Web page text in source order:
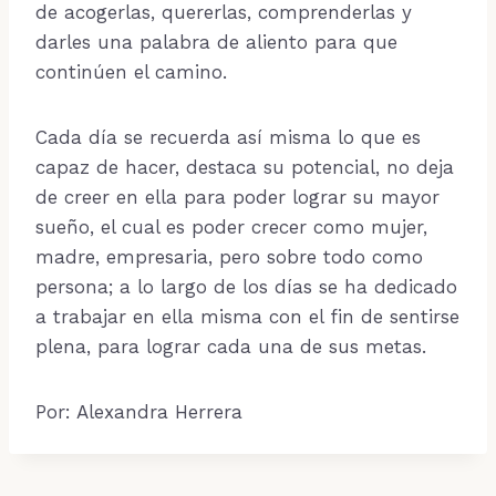
de acogerlas, quererlas, comprenderlas y
darles una palabra de aliento para que
continúen el camino.
Cada día se recuerda así misma lo que es
capaz de hacer, destaca su potencial, no deja
de creer en ella para poder lograr su mayor
sueño, el cual es poder crecer como mujer,
madre, empresaria, pero sobre todo como
persona; a lo largo de los días se ha dedicado
a trabajar en ella misma con el fin de sentirse
plena, para lograr cada una de sus metas.
Por: Alexandra Herrera